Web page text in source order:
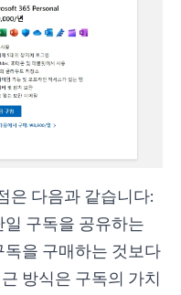
은 다음과 같습니다:
일 구독을 공유하는
독을 구매하는 것보다
방식은 구독의 가치